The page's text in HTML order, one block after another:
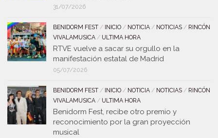
31/07/2026
BENIDORM FEST / INICIO / NOTICIA / NOTICIAS / RINCÓN
VIVALAMUSICA / ULTIMA HORA
RTVE vuelve a sacar su orgullo en la
manifestación estatal de Madrid
05/07/2026
BENIDORM FEST / INICIO / NOTICIA / NOTICIAS / RINCÓN
VIVALAMUSICA / ULTIMA HORA
Benidorm Fest, recibe otro premio y
reconocimiento por la gran proyección
musical